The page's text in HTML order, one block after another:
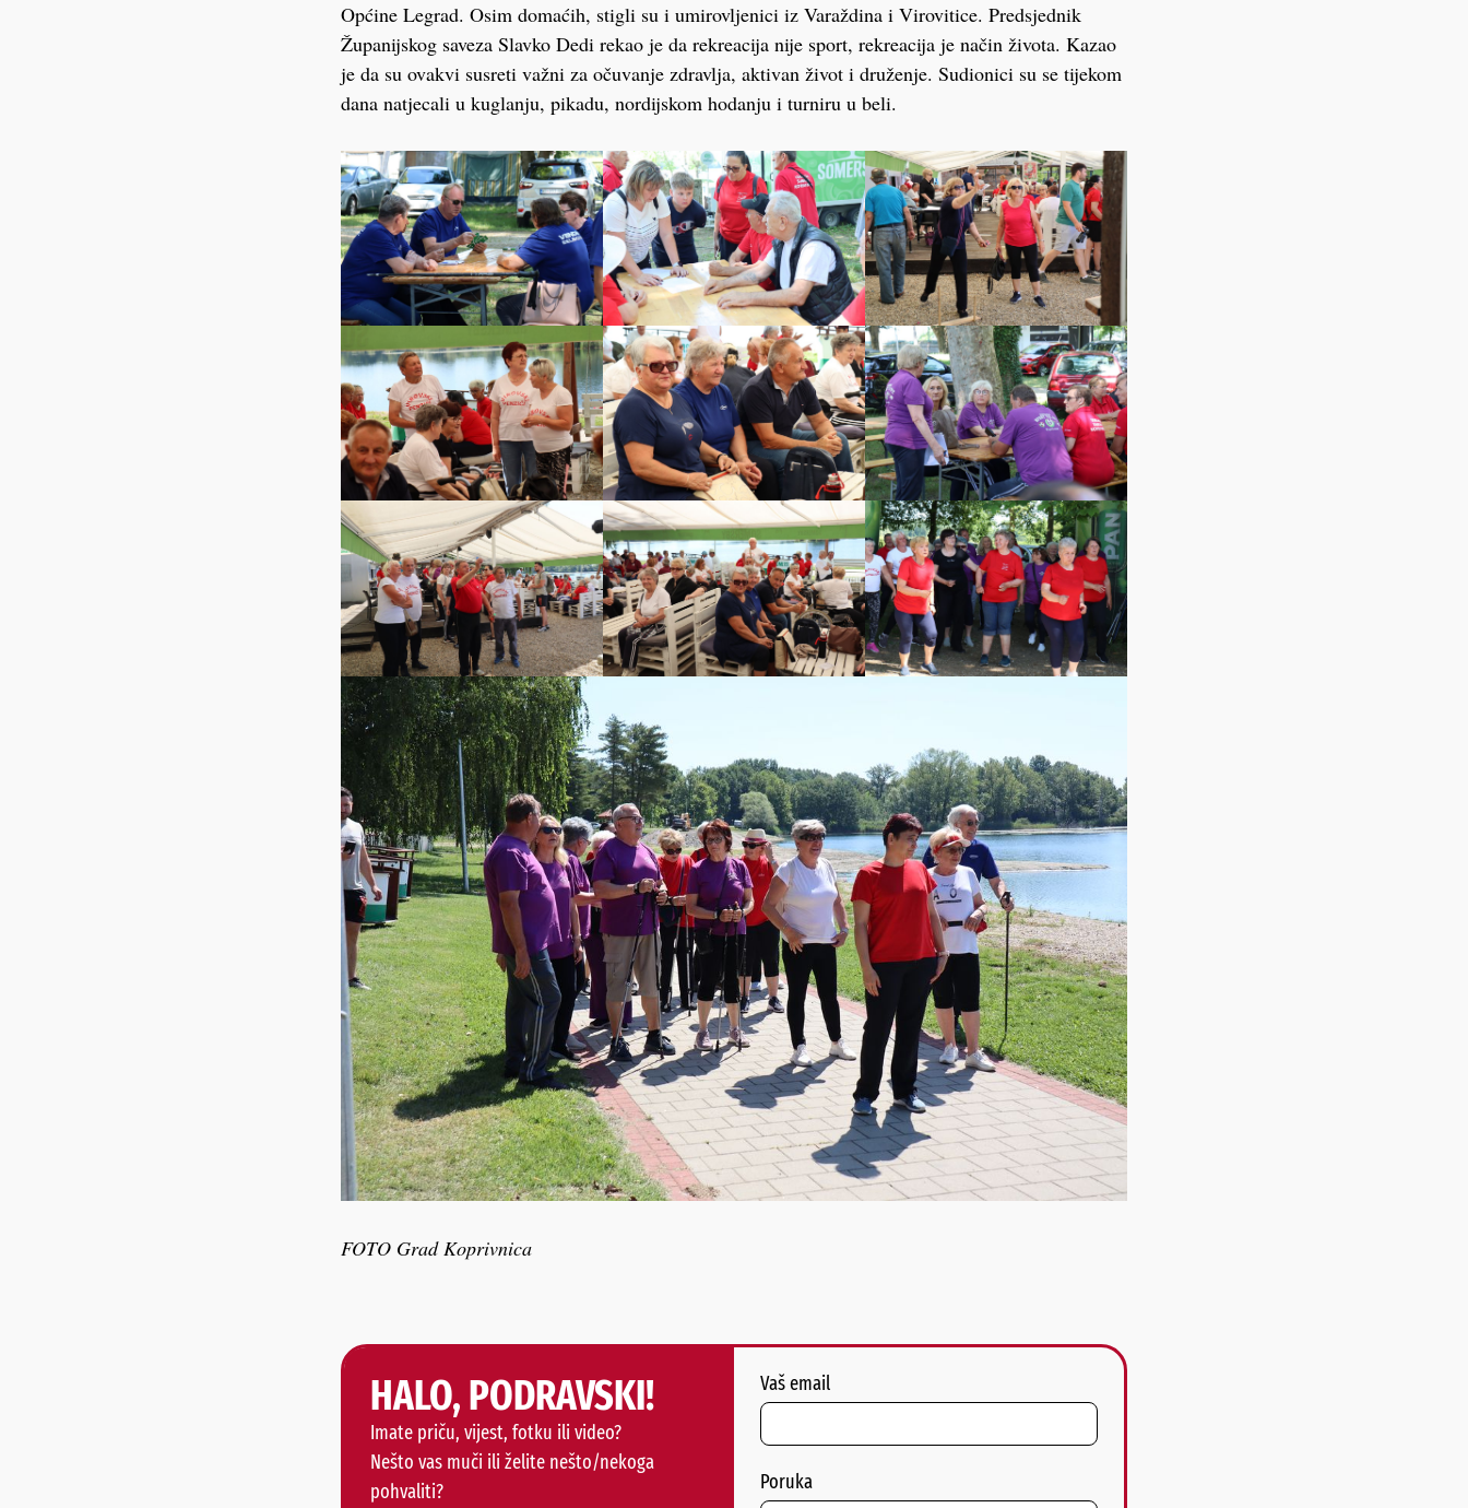
Općine Legrad. Osim domaćih, stigli su i umirovljenici iz Varaždina i Virovitice. Predsjednik
Županijskog saveza Slavko Dedi rekao je da rekreacija nije sport, rekreacija je način života. Kazao
je da su ovakvi susreti važni za očuvanje zdravlja, aktivan život i druženje. Sudionici su se tijekom
dana natjecali u kuglanju, pikadu, nordijskom hodanju i turniru u beli.
FOTO Grad Koprivnica
HALO, PODRAVSKI!
Imate priču, vijest, fotku ili video?
Nešto vas muči ili želite nešto/nekoga
pohvaliti?
Vaš email
Poruka